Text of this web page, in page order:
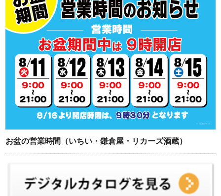
お盆の営業時間（いちい・鎌倉屋・リカーズ酒蔵）